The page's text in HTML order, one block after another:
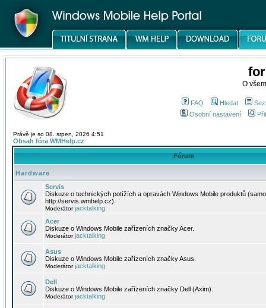
O
FAQ Hledat
Osobní nastavení
Právě je so 08. srpen, 2026 4:51
Obsah fóra WMHelp.cz
Fórum
Hardware
Servis
Diskuze o technických potížích a opravách Windows Mobile produktů
http://servis.wmhelp.cz).
Moderátorjacktalking
Acer
Diskuze o Windows Mobile zařízeních značky Acer.
Moderátorjacktalking
Asus
Diskuze o Windows Mobile zařízeních značky Asus.
Moderátorjacktalking
Dell
Diskuze o Windows Mobile zařízeních značky Dell (Axim).
Moderátorjacktalking